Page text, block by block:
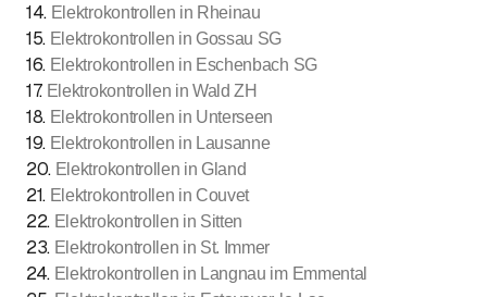
14. Elektrokontrollen in Rheinau
15. Elektrokontrollen in Gossau SG
16. Elektrokontrollen in Eschenbach SG
17. Elektrokontrollen in Wald ZH
18. Elektrokontrollen in Unterseen
19. Elektrokontrollen in Lausanne
20. Elektrokontrollen in Gland
21. Elektrokontrollen in Couvet
22. Elektrokontrollen in Sitten
23. Elektrokontrollen in St. Immer
24. Elektrokontrollen in Langnau im Emmental